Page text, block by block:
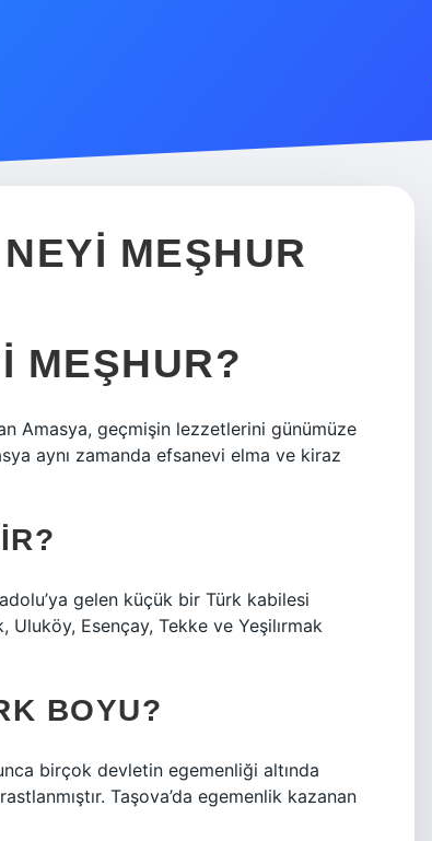
MEŞHUR
MEŞHUR?
Amasya, geçmişin lezzetlerini günümüze
aynı zamanda efsanevi elma ve kiraz
gelen küçük bir Türk kabilesi
Uluköy, Esençay, Tekke ve Yeşilırmak
BOYU?
birçok devletin egemenliği altında
Taşova’da egemenlik kazanan